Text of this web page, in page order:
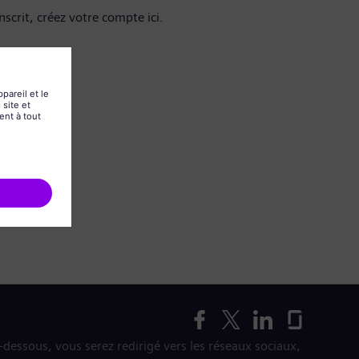
créez votre compte ici.
vous serez redirigé vers les réseaux sociaux,